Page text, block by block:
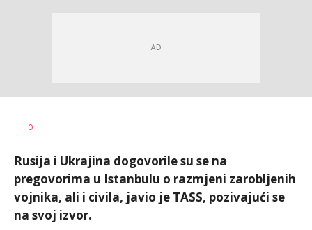
AUTOR
0
Rusija i Ukrajina dogovorile su se na
pregovorima u Istanbulu o razmjeni zarobljenih
vojnika, ali i civila, javio je TASS, pozivajući se
na svoj izvor.